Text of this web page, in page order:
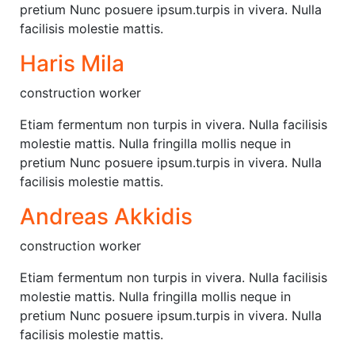
pretium Nunc posuere ipsum.turpis in vivera. Nulla
facilisis molestie mattis.
Haris Mila
construction worker
Etiam fermentum non turpis in vivera. Nulla facilisis
molestie mattis. Nulla fringilla mollis neque in
pretium Nunc posuere ipsum.turpis in vivera. Nulla
facilisis molestie mattis.
Andreas Akkidis
construction worker
Etiam fermentum non turpis in vivera. Nulla facilisis
molestie mattis. Nulla fringilla mollis neque in
pretium Nunc posuere ipsum.turpis in vivera. Nulla
facilisis molestie mattis.